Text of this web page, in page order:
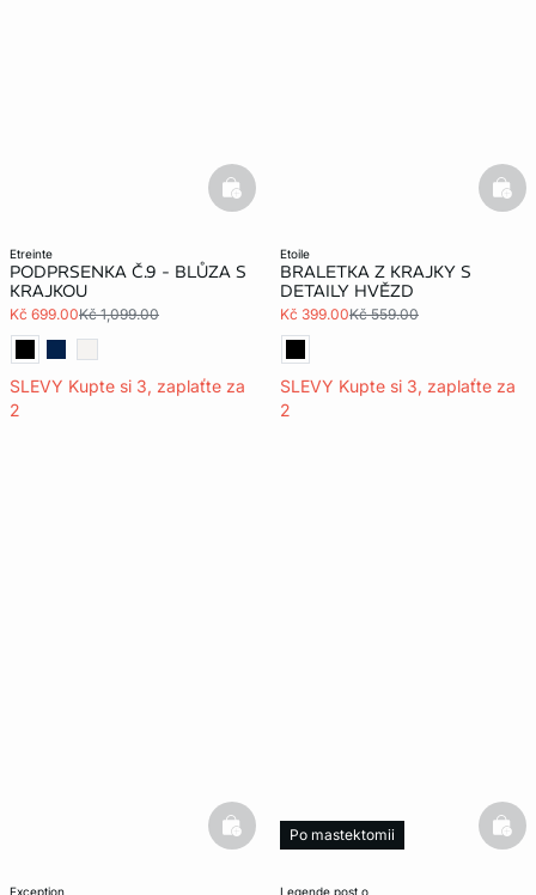
etreinte
PODPRSENKA Č.9 - BLŮZA S
KRAJKOU
Kč 699.00Kč 1,099.00
SLEVY Kupte si 3, zaplaťte za
2
basketfull
etoile
BRALETKA Z KRAJKY S
DETAILY HVĚZD
Kč 399.00Kč 559.00
SLEVY Kupte si 3, zaplaťte za
2
exception
basketfull
legende post o
Po mastektomii